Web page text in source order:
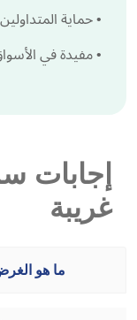
•حماية
•مفيدة في
إجابات
غريبة
ما هو